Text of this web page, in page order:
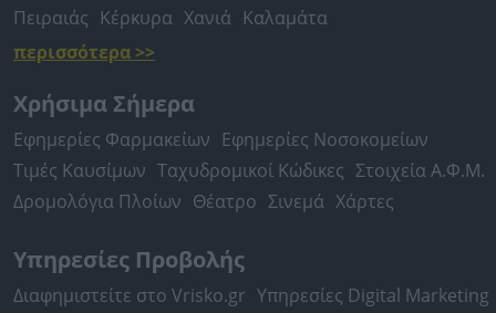
Πειραιάς Κέρκυρα Χανιά Καλαμάτα
περισσότερα >>
Χρήσιμα Σήμερα
Εφημερίες Φαρμακείων Εφημερίες Νοσοκομείων
Τιμές Καυσίμων Ταχυδρομικοί Κώδικες Στοιχεία Α.Φ.Μ.
Δρομολόγια Πλοίων Θέατρο Σινεμά Χάρτες
Υπηρεσίες Προβολής
Διαφημιστείτε στο Vrisko.gr Υπηρεσίες Digital Marketing